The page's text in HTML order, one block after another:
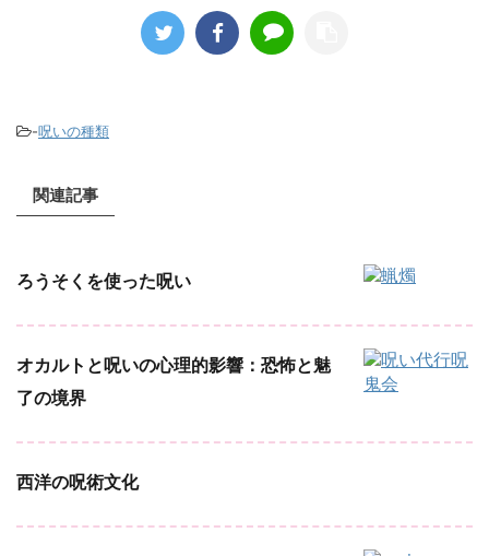
-呪いの種類
関連記事
ろうそくを使った呪い
オカルトと呪いの心理的影響：恐怖と魅
了の境界
西洋の呪術文化